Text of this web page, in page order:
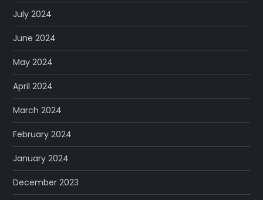
July 2024
June 2024
May 2024
April 2024
March 2024
February 2024
January 2024
December 2023